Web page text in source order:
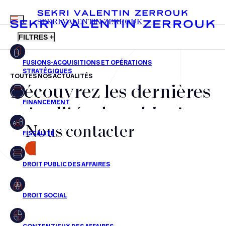
FR EN
MENU
SEKRI VALENTIN ZERROUK
FILTRES +
Fusions-acquisitions et opérations stratégiques
Financement
Fiscalité
Droit public des affaires
Droit social
Droit immobilier
TOUTES NOS ACTUALITÉS
Découvrez les dernières
actualités du cabinet,
nos récompenses et nos
transactions, jour après
jour
Aucun résultats pour cette recherche
Nous contacter